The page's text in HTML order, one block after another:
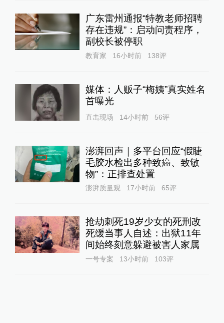
广东雷州通报“特教老师招聘
存在违规”：启动问责程序，
副校长被停职
教育家 16小时前 138评
媒体：人贩子“梅姨”真实姓名
首曝光
直击现场 14小时前 56评
澎湃回声｜多平台回应“假睫
毛胶水检出多种致癌、致敏
物”：正排查处置
澎湃质量观 17小时前 65评
抢劫刺死19岁少女的死刑改
死缓当事人自述：出狱11年
间始终刻意躲避被害人家属
一号专案 13小时前 103评